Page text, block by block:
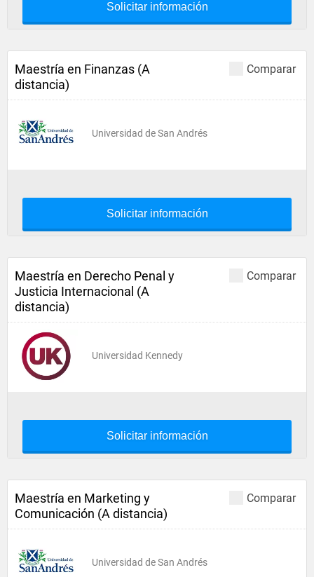
Solicitar información
Comparar
Maestría en Finanzas (A
distancia)
Universidad de San Andrés
Solicitar información
Comparar
Maestría en Derecho Penal y
Justicia Internacional (A
distancia)
Universidad Kennedy
Solicitar información
Comparar
Maestría en Marketing y
Comunicación (A distancia)
Universidad de San Andrés